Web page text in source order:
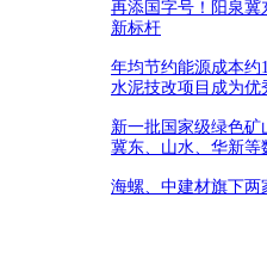
再添国字号！阳泉冀
新标杆
年均节约能源成本约
水泥技改项目成为优
新一批国家级绿色矿
冀东、山水、华新等
海螺、中建材旗下